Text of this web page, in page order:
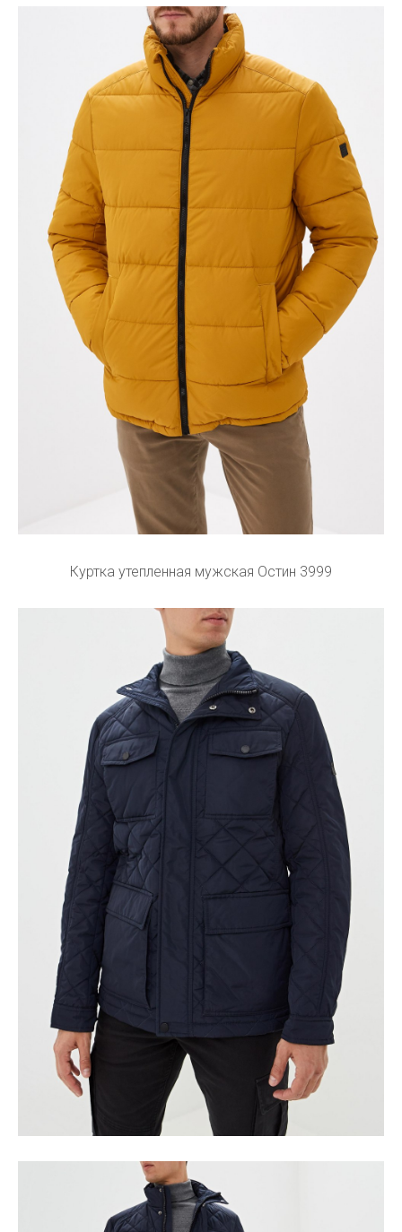
Куртка утепленная мужская Остин 3999